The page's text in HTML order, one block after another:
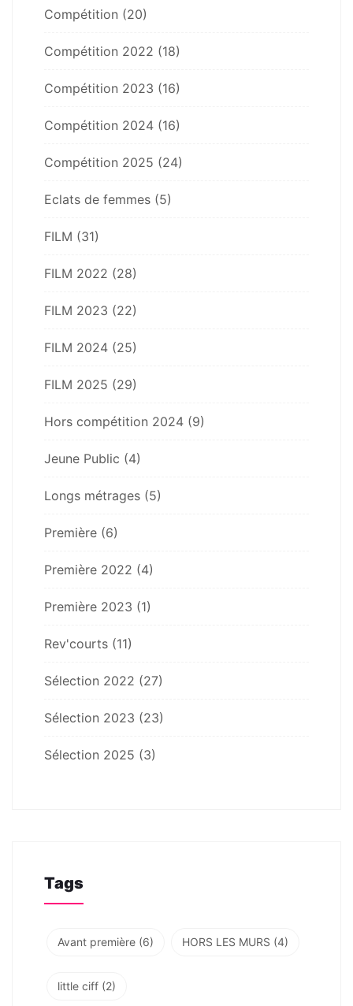
Compétition (20)
Compétition 2022 (18)
Compétition 2023 (16)
Compétition 2024 (16)
Compétition 2025 (24)
Eclats de femmes (5)
FILM (31)
FILM 2022 (28)
FILM 2023 (22)
FILM 2024 (25)
FILM 2025 (29)
Hors compétition 2024 (9)
Jeune Public (4)
Longs métrages (5)
Première (6)
Première 2022 (4)
Première 2023 (1)
Rev'courts (11)
Sélection 2022 (27)
Sélection 2023 (23)
Sélection 2025 (3)
Tags
Avant première (6) HORS LES MURS (4)
little ciff (2)